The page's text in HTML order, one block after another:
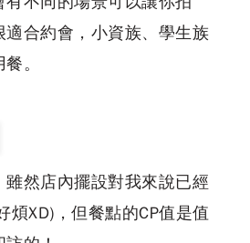
適合約會，小資族、學生族
。
然店內擺設對我來說已經
煩XD)，但餐點的CP值是值